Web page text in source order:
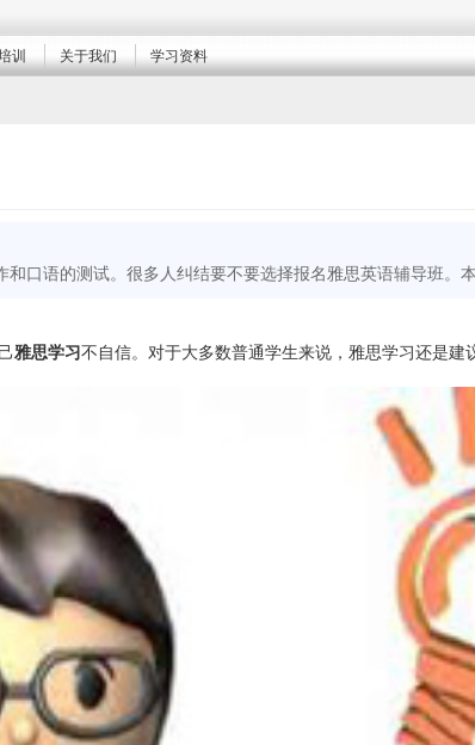
训 关于我们 学习资料
口语的测试。很多人纠结要不要选择报名雅思英语辅导班。
雅思学习不自信。对于大多数普通学生来说，雅思学习还是建